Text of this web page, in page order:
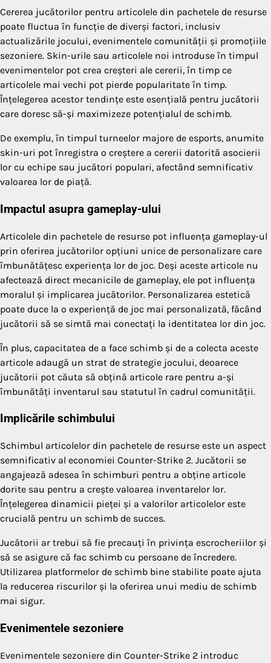
Cererea jucătorilor pentru articolele din pachetele de resurse
poate fluctua în funcție de diverși factori, inclusiv
actualizările jocului, evenimentele comunității și promoțiile
sezoniere. Skin-urile sau articolele noi introduse în timpul
evenimentelor pot crea creșteri ale cererii, în timp ce
articolele mai vechi pot pierde popularitate în timp.
Înțelegerea acestor tendințe este esențială pentru jucătorii
care doresc să-și maximizeze potențialul de schimb.
De exemplu, în timpul turneelor majore de esports, anumite
skin-uri pot înregistra o creștere a cererii datorită asocierii
lor cu echipe sau jucători populari, afectând semnificativ
valoarea lor de piață.
Impactul asupra gameplay-ului
Articolele din pachetele de resurse pot influența gameplay-ul
prin oferirea jucătorilor opțiuni unice de personalizare care
îmbunătățesc experiența lor de joc. Deși aceste articole nu
afectează direct mecanicile de gameplay, ele pot influența
moralul și implicarea jucătorilor. Personalizarea estetică
poate duce la o experiență de joc mai personalizată, făcând
jucătorii să se simtă mai conectați la identitatea lor din joc.
În plus, capacitatea de a face schimb și de a colecta aceste
articole adaugă un strat de strategie jocului, deoarece
jucătorii pot căuta să obțină articole rare pentru a-și
îmbunătăți inventarul sau statutul în cadrul comunității.
Implicările schimbului
Schimbul articolelor din pachetele de resurse este un aspect
semnificativ al economiei Counter-Strike 2. Jucătorii se
angajează adesea în schimburi pentru a obține articole
dorite sau pentru a crește valoarea inventarelor lor.
Înțelegerea dinamicii pieței și a valorilor articolelor este
crucială pentru un schimb de succes.
Jucătorii ar trebui să fie precauți în privința escrocheriilor și
să se asigure că fac schimb cu persoane de încredere.
Utilizarea platformelor de schimb bine stabilite poate ajuta
la reducerea riscurilor și la oferirea unui mediu de schimb
mai sigur.
Evenimentele sezoniere
Evenimentele sezoniere din Counter-Strike 2 introduc